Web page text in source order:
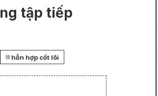
tập tiếp
hỗn hợp cốt lõi